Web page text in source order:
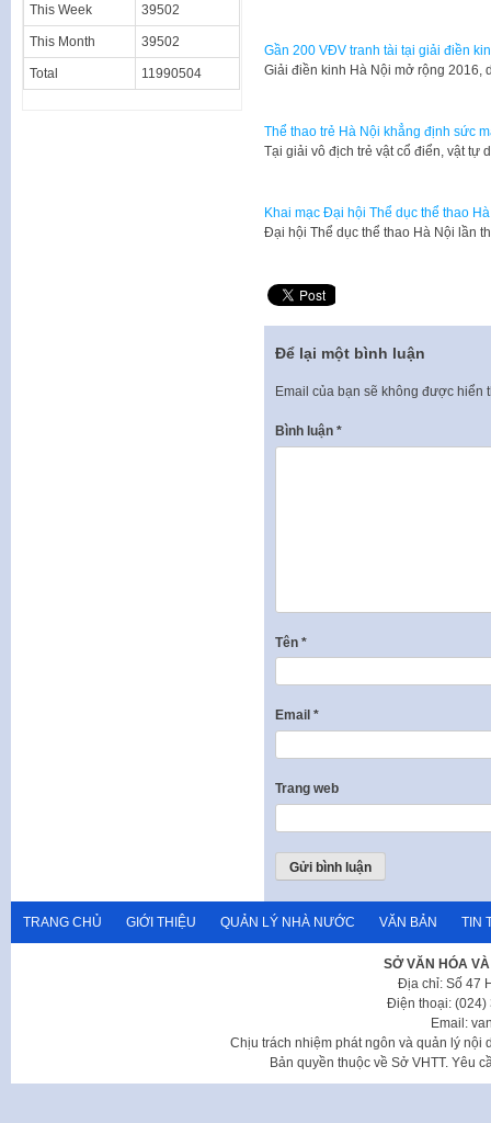
Gần 200 VĐV tranh tài tại giải điền
Giải điền kinh Hà Nội mở rộng 2016,
Thể thao trẻ Hà Nội khẳng định sức
Tại giải vô địch trẻ vật cổ điển, vật tự
Khai mạc Đại hội Thể dục thể thao
​Đại hội Thể dục thể thao Hà Nội lần
Để lại một bình luận
Email của bạn sẽ không được hiển
Bình luận *
Tên *
Email *
Trang web
This Week 39502
This Month 39502
Total 11990504
TRANG CHỦ GIỚI THIỆU QUẢN LÝ NHÀ NƯỚC VĂN BẢN TIN
SỞ VĂN HÓA
Địa chỉ: Số 47
Điện thoại: (024)
Email:
Chịu trách nhiệm phát ngôn và quản lý nội
Bản quyền thuộc về Sở VHTT. Yêu